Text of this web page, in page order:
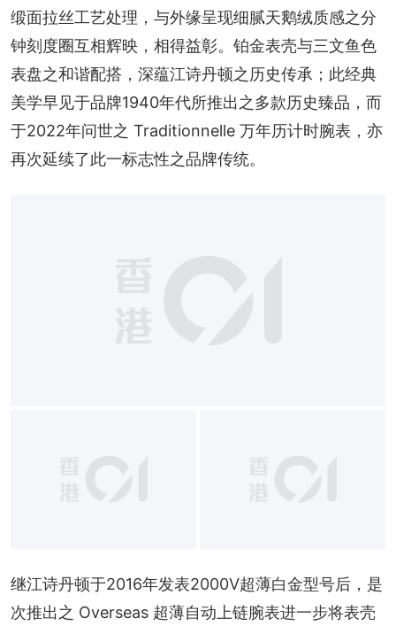
缎面拉丝工艺处理，与外缘呈现细腻天鹅绒质感之分
钟刻度圈互相辉映，相得益彰。铂金表壳与三文鱼色
表盘之和谐配搭，深蕴江诗丹顿之历史传承；此经典
美学早见于品牌1940年代所推出之多款历史臻品，而
于2022年问世之 Traditionnelle 万年历计时腕表，亦
再次延续了此一标志性之品牌传统。
继江诗丹顿于2016年发表2000V超薄白金型号后，是
次推出之 Overseas 超薄自动上链腕表进一步将表壳